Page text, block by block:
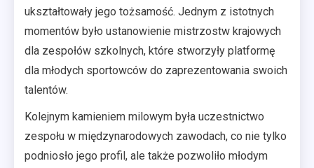
ukształtowały jego tożsamość. Jednym z istotnych
momentów było ustanowienie mistrzostw krajowych
dla zespołów szkolnych, które stworzyły platformę
dla młodych sportowców do zaprezentowania swoich
talentów.
Kolejnym kamieniem milowym była uczestnictwo
zespołu w międzynarodowych zawodach, co nie tylko
podniosło jego profil, ale także pozwoliło młodym